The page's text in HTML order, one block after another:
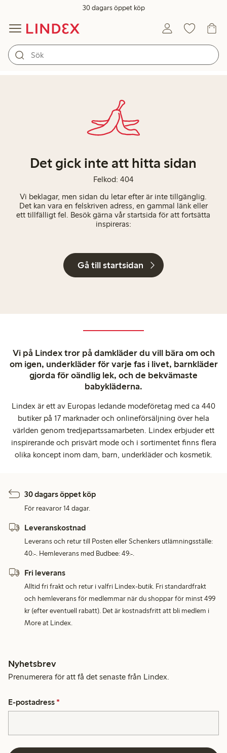
30 dagars öppet köp
Det gick inte att hitta sidan
Felkod: 404
Vi beklagar, men sidan du letar efter är inte tillgänglig.
Det kan vara en felskriven adress, en gammal länk eller
ett tillfälligt fel. Besök gärna vår startsida för att fortsätta
inspireras:
Gå till startsidan
Vi på Lindex tror på damkläder du vill bära om och
om igen, underkläder för varje fas i livet, barnkläder
gjorda för oändlig lek, och de bekvämaste
babykläderna.
Lindex är ett av Europas ledande modeföretag med ca 440
butiker på 17 marknader och onlineförsäljning över hela
världen genom tredjepartssamarbeten. Lindex erbjuder ett
inspirerande och prisvärt mode och i sortimentet finns flera
olika koncept inom dam, barn, underkläder och kosmetik.
30 dagars öppet köp
För reavaror 14 dagar.
Leveranskostnad
Leverans och retur till Posten eller Schenkers utlämningsställe:
40:-. Hemleverans med Budbee: 49:-.
Fri leverans
Alltid fri frakt och retur i valfri Lindex-butik. Fri standardfrakt
och hemleverans för medlemmar när du shoppar för minst 499
kr (efter eventuell rabatt). Det är kostnadsfritt att bli medlem i
More at Lindex.
Nyhetsbrev
Prenumerera för att få det senaste från Lindex.
E-postadress *